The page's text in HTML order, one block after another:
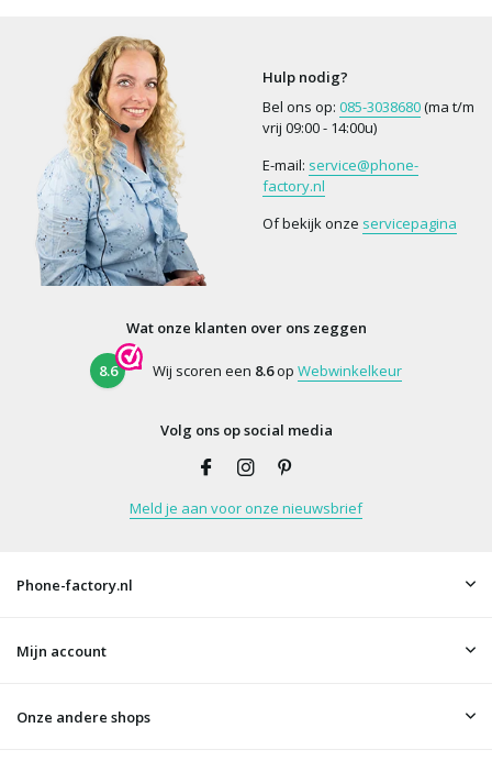
Hulp nodig?
Bel ons op: 085-3038680(ma t/m
vrij 09:00 - 14:00u)
E-mail: service@phone-
factory.nl
Of bekijk onze servicepagina
Wat onze klanten over ons zeggen
8.6 Wij scoren een 8.6op Webwinkelkeur
Volg ons op social media
Meld je aan voor onze nieuwsbrief
Phone-factory.nl
Mijn account
Onze andere shops